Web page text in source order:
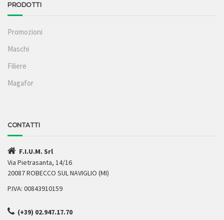
PRODOTTI
Promozioni
Maschi
Filiere
Magafor
CONTATTI
F.I.U.M. Srl
Via Pietrasanta, 14/16
20087 ROBECCO SUL NAVIGLIO (MI)
P.IVA: 00843910159
(+39) 02.947.17.70